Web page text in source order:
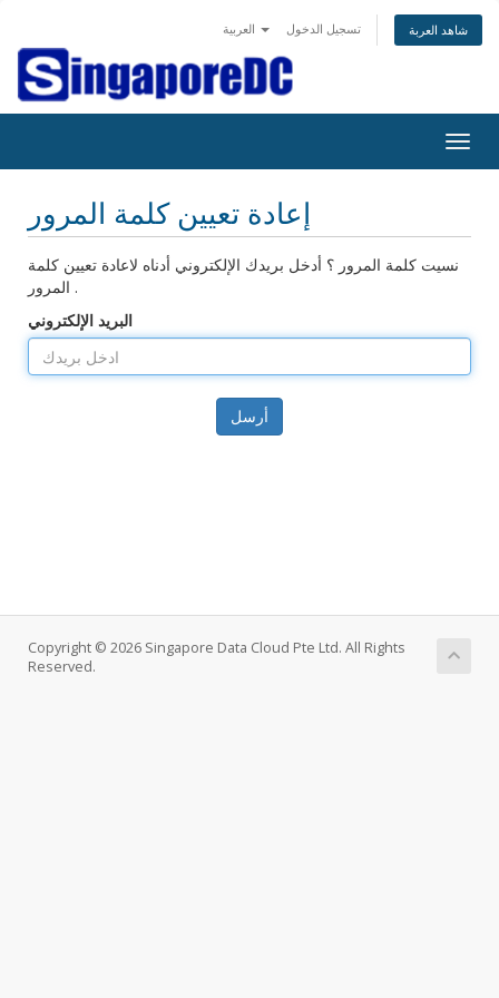
تسجيل الدخول شاهد العربة
إعادة تعيين كلمة المرور
نسيت كلمة المرور ؟ أدخل بريدك الإلكتروني أدناه لاعادة تعيين كلمة
المرور .
البريد الإلكتروني
أرسل
Copyright © 2026 Singapore Data Cloud Pte Ltd. All Rights
Reserved.